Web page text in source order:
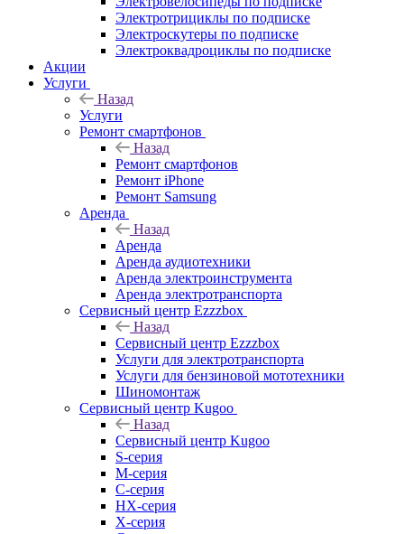
Электротрициклы по подписке
Электроскутеры по подписке
Электроквадроциклы по подписке
Акции
Услуги
Назад
Услуги
Ремонт смартфонов
Назад
Ремонт смартфонов
Ремонт iPhone
Ремонт Samsung
Аренда
Назад
Аренда
Аренда аудиотехники
Аренда электроинструмента
Аренда электротранспорта
Сервисный центр Ezzzbox
Назад
Сервисный центр Ezzzbox
Услуги для электротранспорта
Услуги для бензиновой мототехники
Шиномонтаж
Сервисный центр Kugoo
Назад
Сервисный центр Kugoo
S-cерия
M-серия
С-серия
HX-серия
X-серия